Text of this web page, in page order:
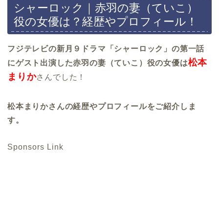
シャーロック｜赤羽の妻（ていこ）
役の女優は？経歴やプロフィール！
フジテレビの新月９ドラマ「シャーロック」の第一話
にゲスト出演した赤羽の妻（ていこ）役の女優は松本
まりかさんでした！
松本まりかさんの経歴やプロフィールをご紹介しま
す。
Sponsors Link